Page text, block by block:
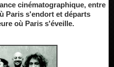
cinématographique, entre
Paris s'endort et départs
où Paris s'éveille.